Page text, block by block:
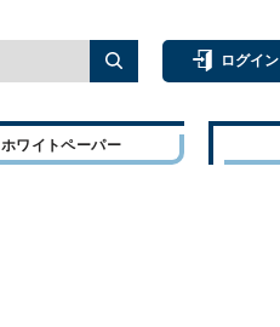
ログイン
ホワイトペーパー